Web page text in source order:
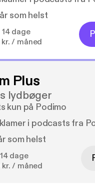
som helst
dage
/ måned
Plus
lydbøger
kun på Podimo
i podcasts fra
som helst
dage
/ måned